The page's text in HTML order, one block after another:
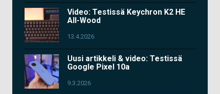
Video: Testissä Keychron K2 HE
All-Wood
13.4.2026
Uusi artikkeli & video: Testissä
Google Pixel 10a
9.3.2026